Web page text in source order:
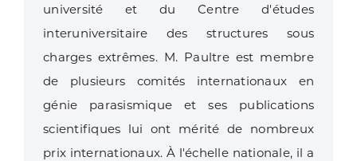
université et du Centre d'études
interuniversitaire des structures sous
charges extrêmes. M. Paultre est membre
de plusieurs comités internationaux en
génie parasismique et ses publications
scientifiques lui ont mérité de nombreux
prix internationaux. À l'échelle nationale, il a